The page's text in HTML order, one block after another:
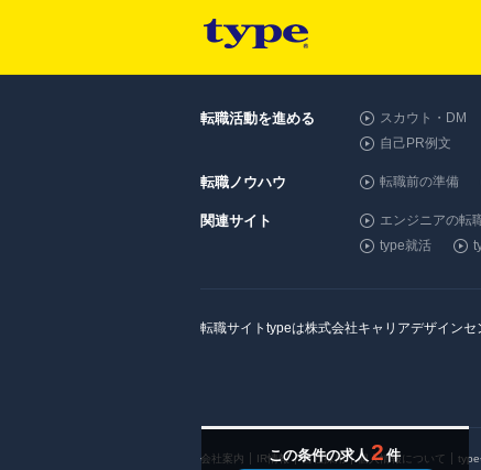
この条件の求人 2件
転職活動を進める スカウト・DM
自己PR例文
転職ノウハウ 転職前の準備
関連サイト エンジニアの転
type就活
転職サイトtypeは株式会社キャリアデザインセ
会社案内 IR情報 自社採用 個人情報について type